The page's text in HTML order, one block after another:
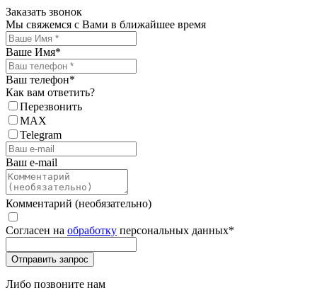
Заказать звонок
Мы свяжемся с Вами в ближайшее время
Ваше Имя*
Ваш телефон*
Как вам ответить?
Перезвонить
MAX
Telegram
Ваш e-mail
Комментарий (необязательно)
Согласен на обработку персональных данных*
Либо позвоните нам